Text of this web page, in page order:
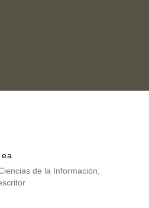
de la Información,